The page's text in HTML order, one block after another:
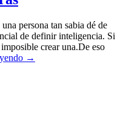
persona tan sabia dé de
de definir inteligencia. Si
crear una.De eso
→